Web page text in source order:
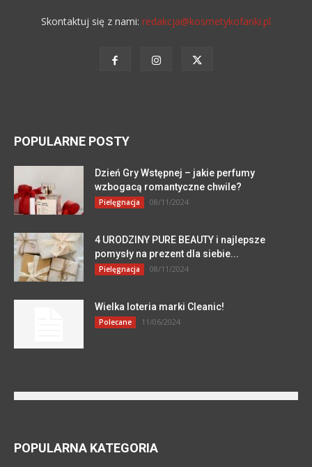
Skontaktuj się z nami: redakcja@kosmetykofanki.pl
POPULARNE POSTY
Dzień Gry Wstępnej – jakie perfumy
wzbogacą romantyczne chwile?
Pielęgnacja 08/11/2024
4 URODZINY PURE BEAUTY i najlepsze
pomysły na prezent dla siebie...
Pielęgnacja 08/11/2024
Wielka loteria marki Cleanic!
Polecane 11/06/2024
POPULARNA KATEGORIA